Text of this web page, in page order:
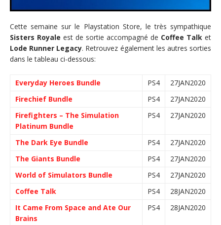
Cette semaine sur le Playstation Store, le très sympathique
Sisters Royale est de sortie accompagné de Coffee Talk et
Lode Runner Legacy. Retrouvez également les autres sorties
dans le tableau ci-dessous:
Everyday Heroes Bundle PS4
27JAN2020
Firechief Bundle
PS4
27JAN2020
Firefighters – The Simulation
Platinum Bundle
PS4 27JAN2020
The Dark Eye Bundle PS4
27JAN2020
The Giants Bundle
PS4
27JAN2020
World of Simulators Bundle
PS4
27JAN2020
Coffee Talk
PS4
28JAN2020
It Came From Space and Ate Our
Brains
PS4 28JAN2020